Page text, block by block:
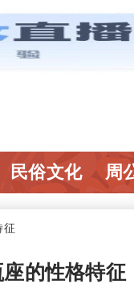
民俗文化 周
的性格特征